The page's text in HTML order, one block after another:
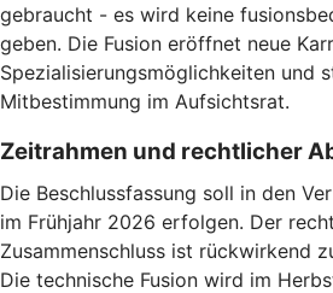
gebraucht - es wird keine
geben. Die Fusion eröffnet neue
Spezialisierungsmöglichkeiten und
Mitbestimmung im Aufsichtsrat.
Zeitrahmen und rechtlicher
Die Beschlussfassung soll in den
im Frühjahr 2026 erfolgen. Der
Zusammenschluss ist rückwirkend
Die technische Fusion wird im